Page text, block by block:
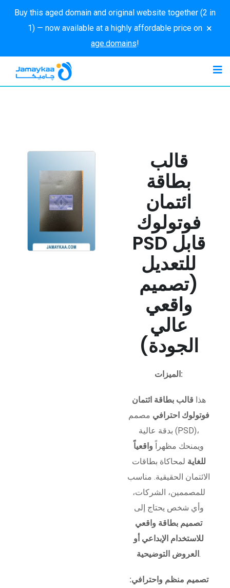
Buy this aged domain and original website together (2 in
1) — now available at a highly affordable price on
age.domains!
×
قالب
بطاقة
ائتمان
فوتولوك
PSD قابل
للتعديل
(تصميم
واقعي
عالي
الجودة)
الميزات:
هذا قالب بطاقة ائتمان
فوتولوك احترافي مصمم
بدقة عالية (PSD)،
ويمنحك مظهراً واقعياً
للغاية لمحاكاة بطاقات
الائتمان الحقيقية. مناسب
للمصممين، الشركات،
وأي شخص يحتاج إلى
تصميم بطاقة واقعي
للاستخدام الإبداعي أو
العروض التوضيحية .
تصميم منظم واحترافي: